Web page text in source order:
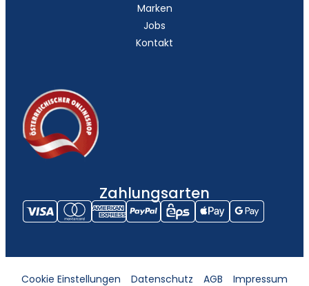
Marken
Jobs
Kontakt
Zahlungsarten
Cookie Einstellungen Datenschutz AGB Impressum